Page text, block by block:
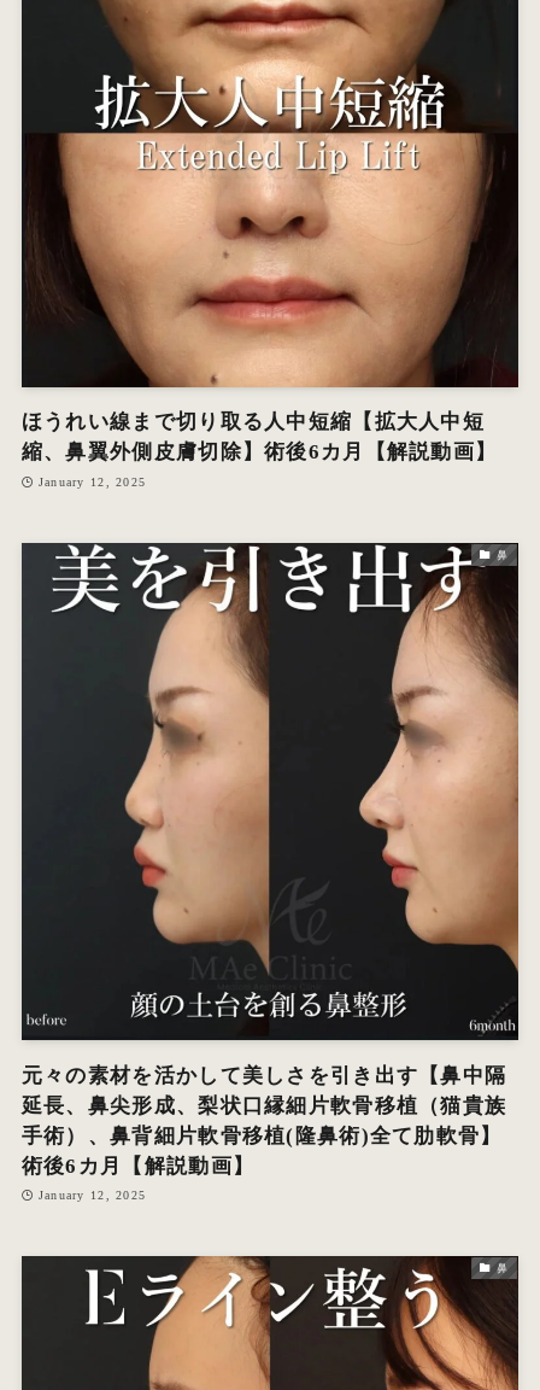
ほうれい線まで切り取る人中短縮【拡大人中短
縮、鼻翼外側皮膚切除】術後6カ月【解説動画】
January 12, 2025
鼻
元々の素材を活かして美しさを引き出す【鼻中隔
延長、鼻尖形成、梨状口縁細片軟骨移植（猫貴族
手術）、鼻背細片軟骨移植(隆鼻術)全て肋軟骨】
術後6カ月【解説動画】
January 12, 2025
鼻